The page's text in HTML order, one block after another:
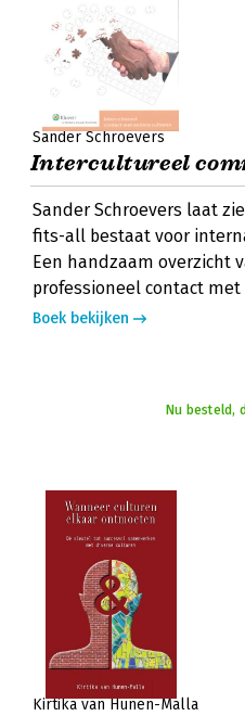
Sander Schroevers
Intercultureel
Sander Schroevers laat
fits-all bestaat voor
Een handzaam overzicht
professioneel contact
Boek bekijken
Nu besteld,
Kirtika van Hunen-Malla